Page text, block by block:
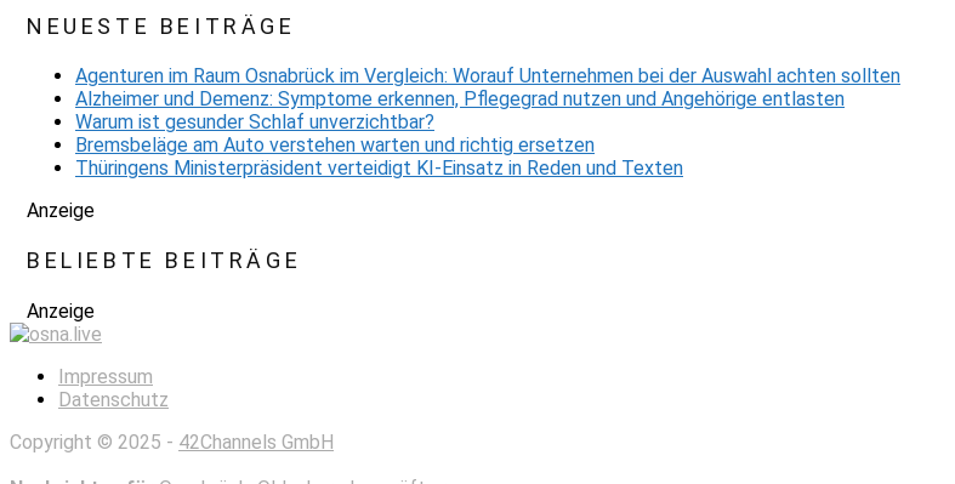
NEUESTE BEITRÄGE
Agenturen im Raum Osnabrück im Vergleich: Worauf Unternehmen bei der Auswahl achten sollten
Alzheimer und Demenz: Symptome erkennen, Pflegegrad nutzen und Angehörige entlasten
Warum ist gesunder Schlaf unverzichtbar?
Bremsbeläge am Auto verstehen warten und richtig ersetzen
Thüringens Ministerpräsident verteidigt KI-Einsatz in Reden und Texten
Anzeige
BELIEBTE BEITRÄGE
Anzeige
Impressum
Datenschutz
Copyright © 2025 - 42Channels GmbH